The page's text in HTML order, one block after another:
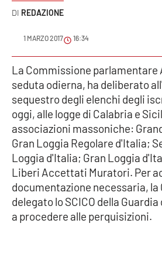
Meteo
Editoriali
VIDEO
Ambiente
Cronaca
Cultura
REDAZIONE
1 MARZO 2017 16:34
La Commissione parlamentare
seduta odierna, ha deliberato
sequestro degli elenchi degli
oggi, alle logge di Calabria e
associazioni massoniche:
Gran Loggia Regolare d'Italia;
Loggia d'Italia; Gran Loggia
Liberi Accettati Muratori. Per
documentazione necessaria, la
delegato lo SCICO della
a procedere alle perquisizioni.